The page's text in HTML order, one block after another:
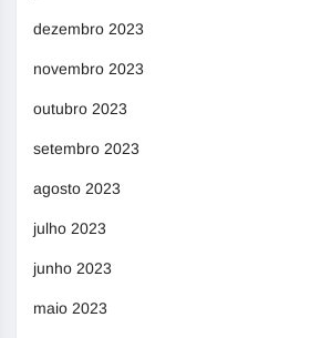
dezembro 2023
novembro 2023
outubro 2023
setembro 2023
agosto 2023
julho 2023
junho 2023
maio 2023